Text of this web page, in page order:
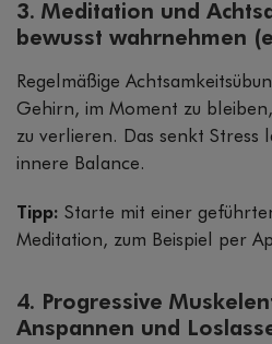
3. Meditation und
bewusst wahrnehmen
Regelmäßige
Gehirn, im Moment zu
zu verlieren. Das senkt Stress
innere Balance.
Tipp: Starte mit einer
Meditation, zum Beispiel per
4. Progressive
Anspannen und